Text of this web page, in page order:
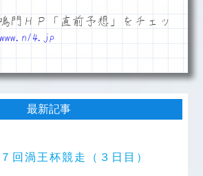
門ＨＰ「直前予想」をチェッ
最新記事
回渦王杯競走（３日目）